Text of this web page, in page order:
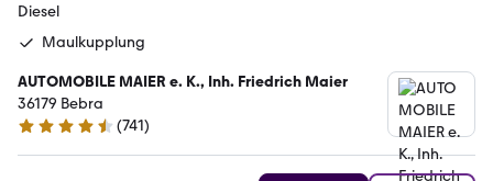
Diesel
Maulkupplung
AUTOMOBILE MAIER e. K., Inh. Friedrich Maier
36179 Bebra
4.6 Sterne
(741)